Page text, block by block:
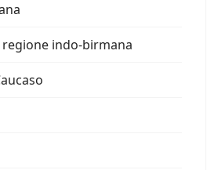
indo-birmana